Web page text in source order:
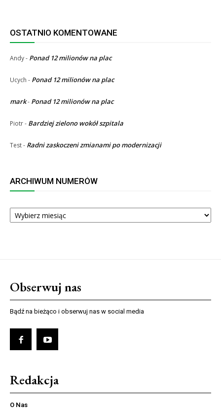
OSTATNIO KOMENTOWANE
Andy- Ponad 12 milionów na plac
Ucych - Ponad 12 milionów na plac
mark- Ponad 12 milionów na plac
Piotr- Bardziej zielono wokół szpitala
Test- Radni zaskoczeni zmianami po modernizacji
ARCHIWUM NUMERÓW
ARCHIWUM
NUMERÓW
Obserwuj nas
Bądź na bieżąco i obserwuj nas w social media
Redakcja
O Nas